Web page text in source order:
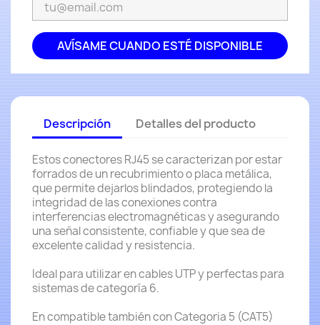
AVÍSAME CUANDO ESTÉ DISPONIBLE
Descripción Detalles del producto
Estos conectores RJ45 se caracterizan por estar
forrados de un recubrimiento o placa metálica,
que permite dejarlos blindados, protegiendo la
integridad de las conexiones contra
interferencias electromagnéticas y asegurando
una señal consistente, confiable y que sea de
excelente calidad y resistencia.
Ideal para utilizar en cables UTP y perfectas para
sistemas de categoría 6.
En compatible también con Categoria 5 (CAT5)